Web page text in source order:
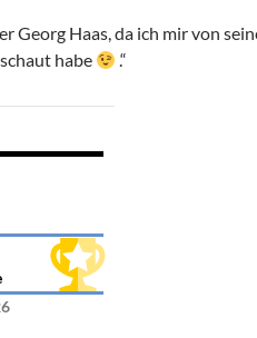
Georg Haas, da ich mir von
habe
.“